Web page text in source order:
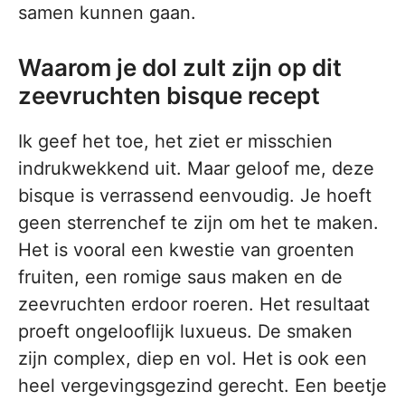
samen kunnen gaan.
Waarom je dol zult zijn op dit
zeevruchten bisque recept
Ik geef het toe, het ziet er misschien
indrukwekkend uit. Maar geloof me, deze
bisque is verrassend eenvoudig. Je hoeft
geen sterrenchef te zijn om het te maken.
Het is vooral een kwestie van groenten
fruiten, een romige saus maken en de
zeevruchten erdoor roeren. Het resultaat
proeft ongelooflijk luxueus. De smaken
zijn complex, diep en vol. Het is ook een
heel vergevingsgezind gerecht. Een beetje